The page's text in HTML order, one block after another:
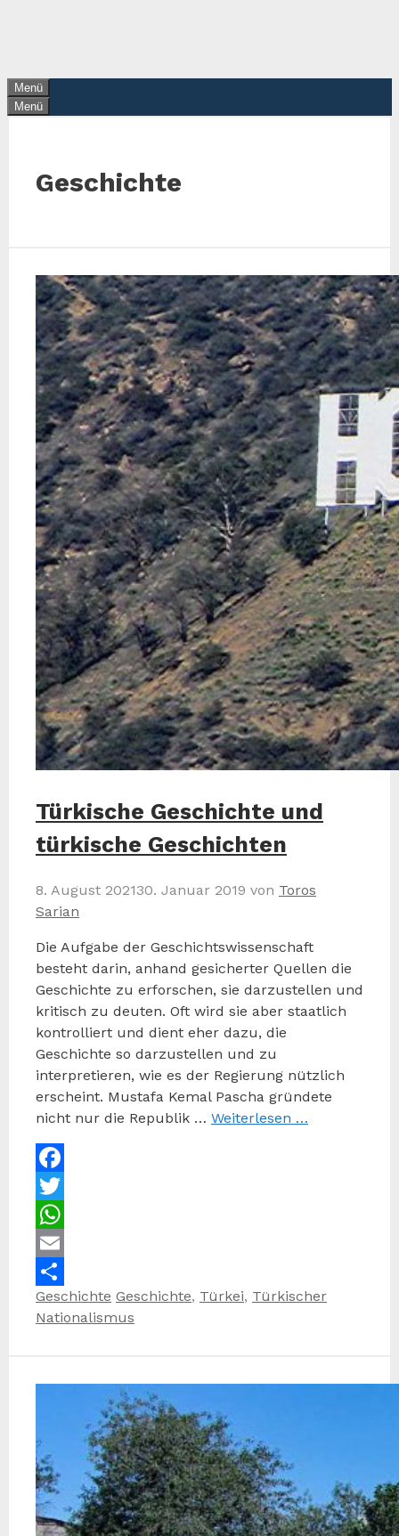
Menü
Menü
Geschichte
Türkische Geschichte und
türkische Geschichten
8. August 202130. Januar 2019 von Toros
Sarian
Die Aufgabe der Geschichtswissenschaft
besteht darin, anhand gesicherter Quellen die
Geschichte zu erforschen, sie darzustellen und
kritisch zu deuten. Oft wird sie aber staatlich
kontrolliert und dient eher dazu, die
Geschichte so darzustellen und zu
interpretieren, wie es der Regierung nützlich
erscheint. Mustafa Kemal Pascha gründete
nicht nur die Republik … Weiterlesen …
Facebook
Twitter
WhatsApp
Email
Teilen
Kategorien
Geschichte Schlagwörter
Geschichte, Türkei, Türkischer
Nationalismus